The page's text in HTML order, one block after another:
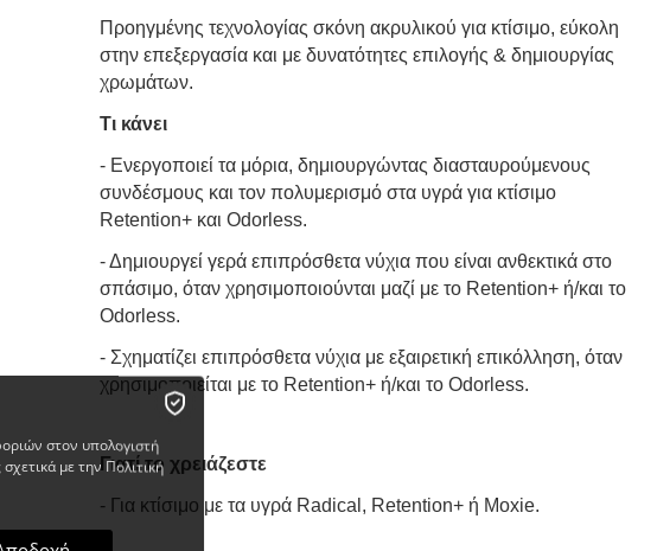
Προηγμένης τεχνολογίας σκόνη ακρυλικού για κτίσιμο, εύκολη
στην επεξεργασία και με δυνατότητες επιλογής & δημιουργίας
χρωμάτων.
Τι κάνει
- Ενεργοποιεί τα μόρια, δημιουργώντας διασταυρούμενους
συνδέσμους και τον πολυμερισμό στα υγρά για κτίσιμο
Retention+ και Odorless.
- Δημιουργεί γερά επιπρόσθετα νύχια που είναι ανθεκτικά στο
σπάσιμο, όταν χρησιμοποιούνται μαζί με το Retention+ ή/και το
Odorless.
- Σχηματίζει επιπρόσθετα νύχια με εξαιρετική επικόλληση, όταν
χρησιμοποιείται με το Retention+ ή/και το Odorless.
Γιατί το χρειάζεστε
- Για κτίσιμο με τα υγρά Radical, Retention+ ή Moxie.
στον υπολογιστή
με την Πολιτική